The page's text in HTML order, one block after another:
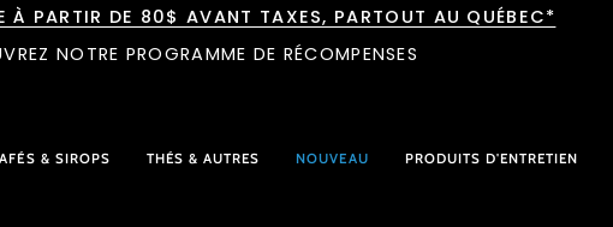
À PARTIR DE 80$ AVANT TAXES, PARTOUT AU QUÉBEC*
NOTRE PROGRAMME DE RÉCOMPENSES
& SIROPS THÉS & AUTRES NOUVEAU PRODUITS D'ENTRETIEN